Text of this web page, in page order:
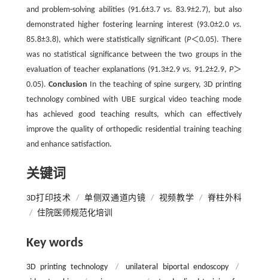
and problem-solving abilities (91.6±3.7vs. 83.9±2.7), but also
demonstrated higher fostering learning interest (93.0±2.0vs.
85.8±3.8), which were statistically significant (P＜0.05). There
was no statistical significance between the two groups in the
evaluation of teacher explanations (91.3±2.9vs. 91.2±2.9,P＞
0.05). Conclusion In the teaching of spine surgery, 3D printing
technology combined with UBE surgical video teaching mode
has achieved good teaching results, which can effectively
improve the quality of orthopedic residential training teaching
and enhance satisfaction.
关键词
3D打印技术 / 单侧双通道内镜 / 视频教学 /
脊柱外科
/ 住院医师规范化培训
Key words
3D printing technology / unilateral biportal endoscopy
/